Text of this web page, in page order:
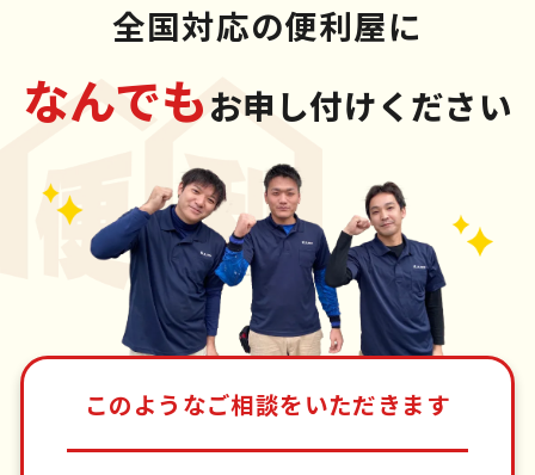
全国対応の便利屋に
なんでもお申し付けください
このようなご相談をいただきます